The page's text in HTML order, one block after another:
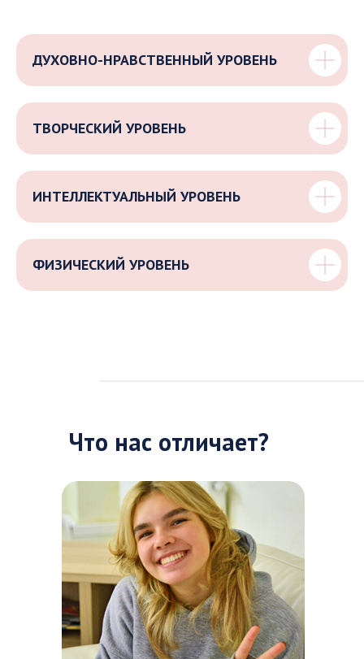
ДУХОВНО-НРАВСТВЕННЫЙ УРОВЕНЬ
ТВОРЧЕСКИЙ УРОВЕНЬ
ИНТЕЛЛЕКТУАЛЬНЫЙ УРОВЕНЬ
ФИЗИЧЕСКИЙ УРОВЕНЬ
Что нас отличает?